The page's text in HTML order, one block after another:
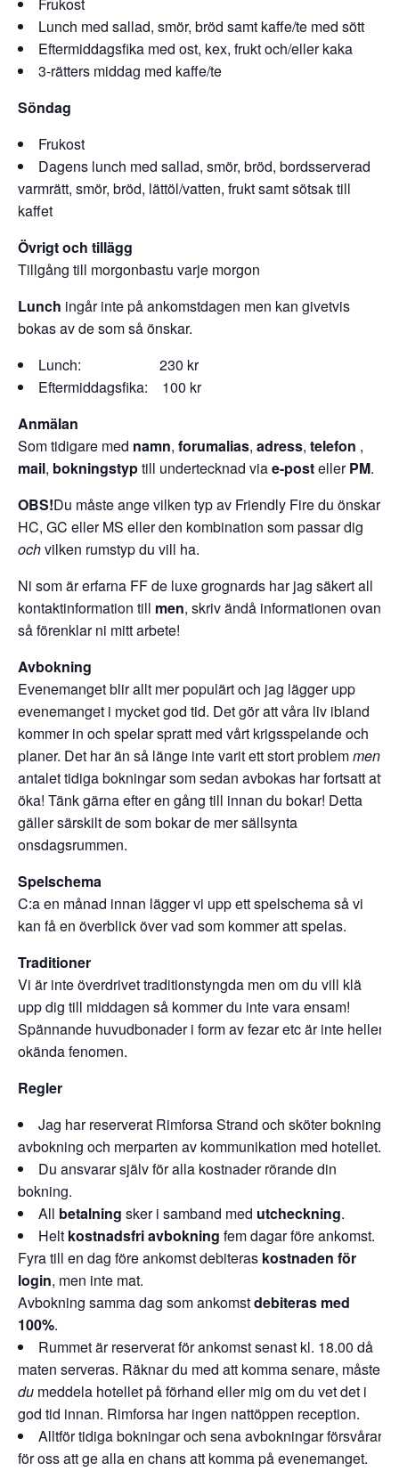
Frukost
Lunch med sallad, smör, bröd samt kaffe/te med sött
Eftermiddagsfika med ost, kex, frukt och/eller kaka
3-rätters middag med kaffe/te
Söndag
Frukost
Dagens lunch med sallad, smör, bröd, bordsserverad
varmrätt, smör, bröd, lättöl/vatten, frukt samt sötsak till
kaffet
Övrigt och tillägg
Tillgång till morgonbastu varje morgon
Lunch ingår inte på ankomstdagen men kan givetvis
bokas av de som så önskar.
Lunch: 230 kr
Eftermiddagsfika: 100 kr
Anmälan
Som tidigare med namn, forumalias, adress, telefon ,
mail, bokningstyptill undertecknad viae-postellerPM.
OBS!Du måste ange vilken typ av Friendly Fire du önskar!
HC, GC eller MS eller den kombination som passar dig
ochvilken rumstyp du vill ha.
Ni som är erfarna FF de luxe grognards har jag säkert all
kontaktinformation till men, skriv ändå informationen ovan
så förenklar ni mitt arbete!
Avbokning
Evenemanget blir allt mer populärt och jag lägger upp
evenemanget i mycket god tid. Det gör att våra liv ibland
kommer in och spelar spratt med vårt krigsspelande och
planer. Det har än så länge inte varit ett stort problemmen
antalet tidiga bokningar som sedan avbokas har fortsatt att
öka! Tänk gärna efter en gång till innan du bokar! Detta
gäller särskilt de som bokar de mer sällsynta
onsdagsrummen.
Spelschema
C:a en månad innan lägger vi upp ett spelschema så vi
kan få en överblick över vad som kommer att spelas.
Traditioner
Vi är inte överdrivet traditionstyngda men om du vill klä
upp dig till middagen så kommer du inte vara ensam!
Spännande huvudbonader i form av fezar etc är inte heller
okända fenomen.
Regler
Jag har reserverat Rimforsa Strand och sköter bokning,
avbokning och merparten av kommunikation med hotellet.
Du ansvarar själv för alla kostnader rörande din
bokning.
All betalning sker i samband med utcheckning.
Helt kostnadsfri avbokning fem dagar före ankomst.
Fyra till en dag före ankomst debiteras kostnaden för
login, men inte mat.
Avbokning samma dag som ankomstdebiteras med
100%.
Rummet är reserverat för ankomst senast kl. 18.00 då
maten serveras. Räknar du med att komma senare, måste
du meddela hotellet på förhand eller mig om du vet det i
god tid innan. Rimforsa har ingen nattöppen reception.
Alltför tidiga bokningar och sena avbokningar försvårar
för oss att ge alla en chans att komma på evenemanget.